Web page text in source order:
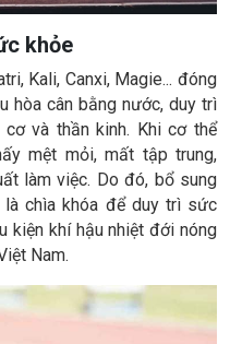
khỏe
Kali, Canxi, Magie... đóng
hòa cân bằng nước, duy trì
và thần kinh. Khi cơ thể
mệt mỏi, mất tập trung,
làm việc. Do đó, bổ sung
chìa khóa để duy trì sức
kiện khí hậu nhiệt đới nóng
Nam.